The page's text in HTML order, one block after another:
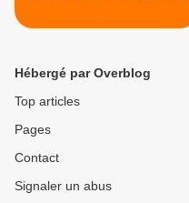
Hébergé par Overblog
Top articles
Pages
Contact
Signaler un abus